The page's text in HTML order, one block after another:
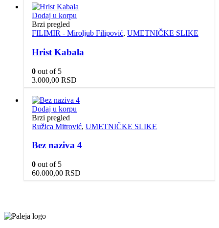
Dodaj u korpu
Brzi pregled
FILIMIR - Miroljub Filipović, UMETNIČKE SLIKE
Hrist Kabala
0 out of 5
3.000,00 RSD
Dodaj u korpu
Brzi pregled
Ružica Mitrović, UMETNIČKE SLIKE
Bez naziva 4
0 out of 5
60.000,00 RSD